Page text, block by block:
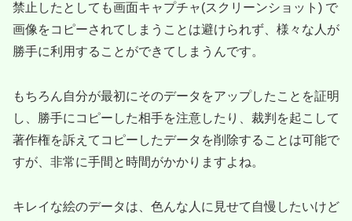
禁止したとしても画面キャプチャ(スクリーンショット) で
画像をコピーされてしまうことは避けられず、様々な人が
勝手に利用することができてしまうんです。
もちろん自分が最初にそのデータをアップしたことを証明
し、勝手にコピーした相手を注意したり、裁判を起こして
著作権を訴えてコピーしたデータを削除することは可能で
すが、非常に手間と時間がかかりますよね。
キレイな絵のデータは、色んな人に見せて自慢したいけど